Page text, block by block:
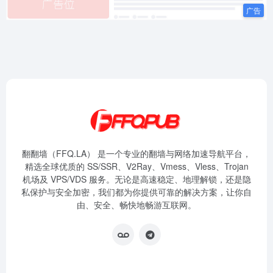
翻翻墙（FFQ.LA） 是一个专业的翻墙与网络加速导航平台，
精选全球优质的 SS/SSR、V2Ray、Vmess、Vless、Trojan
机场及 VPS/VDS 服务。无论是高速稳定、地理解锁，还是隐
私保护与安全加密，我们都为你提供可靠的解决方案，让你自
由、安全、畅快地畅游互联网。